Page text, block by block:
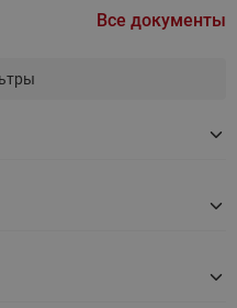
Все документы